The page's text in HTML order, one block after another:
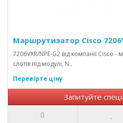
Маршрутизатор Cisco
7206VXR/NPE-G2 від компанії Cisco
слотів під модулі, N..
Перевірте ціну
Запитуйте